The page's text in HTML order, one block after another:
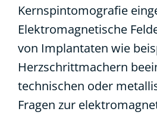
Kernspintomografie
Elektromagnetische
von Implantaten wie
Herzschrittmachern
technischen oder
Fragen zur